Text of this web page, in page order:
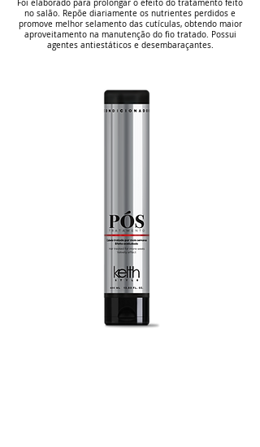
Foi elaborado para prolongar o efeito do tratamento feito
no salão. Repõe diariamente os nutrientes perdidos e
promove melhor selamento das cutículas, obtendo maior
aproveitamento na manutenção do fio tratado. Possui
agentes antiestáticos e desembaraçantes.